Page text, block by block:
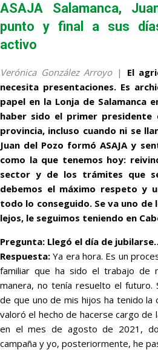
ASAJA Salamanca,
punto y final a sus
activo
Verónica González Arroyo|
El
necesita presentaciones. Es
papel en la Lonja de Salamanca
haber sido el primer presidente
provincia, incluso cuando ni se
Juan del Pozo formó ASAJA y
como la que tenemos hoy:
sector y de los trámites que
debemos el máximo respeto y
todo lo conseguido. Se va uno de
lejos, le seguimos teniendo en
Pregunta: Llegó el día de
Respuesta: Ya era hora. Es un
familiar que ha sido el trabajo de
manera, no tenía resuelto el futuro.
de que uno de mis hijos ha tenido
valoró el hecho de hacerse cargo de
en el mes de agosto de 2021,
campaña y yo, posteriormente, he